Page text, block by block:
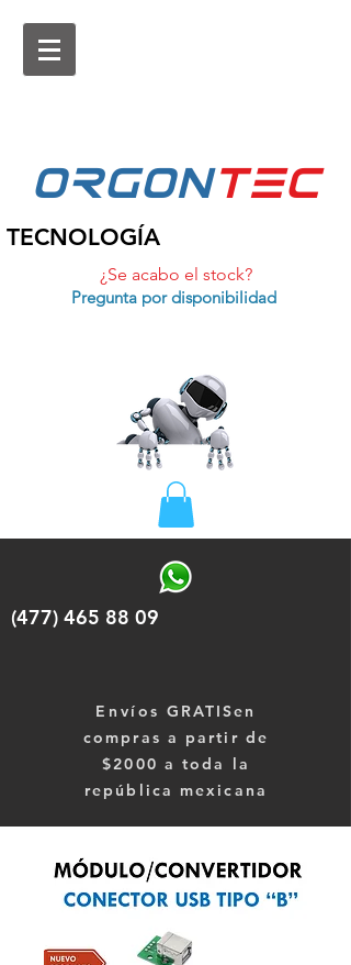
ORGONtEc
TECNOLOGÍA
¿Se acabo el stock?
Pregunta por disponibilidad
(477) 465 88 09
Envíos GRATISen
compras a partir de
$2000 a toda la
república mexicana